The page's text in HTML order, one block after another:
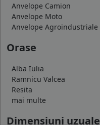
Anvelope Camion
Anvelope Moto
Anvelope Agroindustriale
Orase
Alba Iulia
Ramnicu Valcea
Resita
mai multe
Dimensiuni uzuale